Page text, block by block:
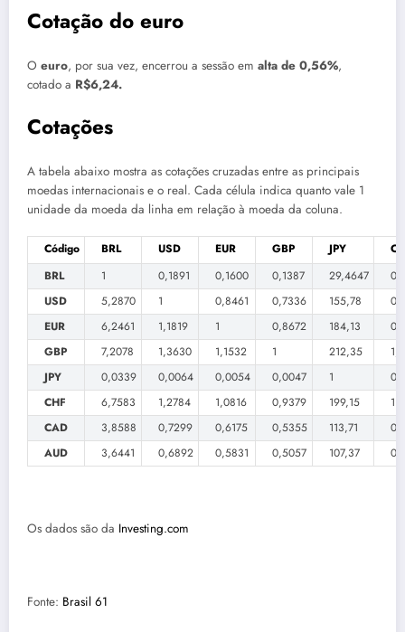
Cotação do euro
O euro, por sua vez, encerrou a sessão em alta de 0,56%,
cotado a R$6,24.
Cotações
A tabela abaixo mostra as cotações cruzadas entre as principais
moedas internacionais e o real. Cada célula indica quanto vale 1
unidade da moeda da linha em relação à moeda da coluna.
Código BRL USD EUR GBP JPY
BRL
1 0,1891 0,1600 0,1387 29,4647
USD
5,2870 1 0,8461 0,7336 155,78
EUR
6,2461 1,1819 1 0,8672 184,13
GBP
7,2078 1,3630 1,1532 1 212,35
JPY
0,0339 0,0064 0,0054 0,0047 1
CHF
6,7583 1,2784 1,0816 0,9379 199,15
1
CAD
3,8588 0,7299 0,6175 0,5355 113,71
AUD
3,6441 0,6892 0,5831 0,5057 107,37
Os dados são da Investing.com
Fonte: Brasil 61